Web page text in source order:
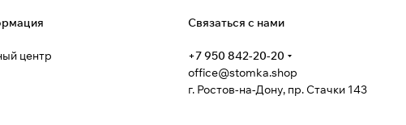
центр
Связаться с нами
+7 950 842-20-20
office@stomka.shop
г. Ростов-на-Дону, пр. Стачки 143